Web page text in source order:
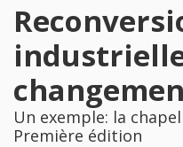
Un exemple: la
Première édition